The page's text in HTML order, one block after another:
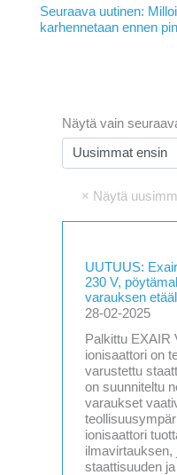
Seuraava uutinen:
karhennetaan ennen
Näytä vain
UUTUUS:
230 V,
varauksen
28-02-2025
Palkittu EXAIR
ionisaattori on
varustettu
on suunniteltu
varaukset
ionisaattori
ilmavirtauksen,
staattisuuden